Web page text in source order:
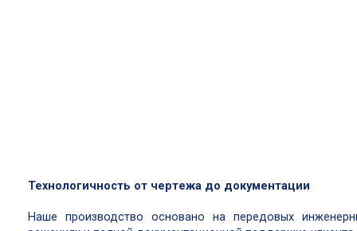
Технологичность от чертежа до документации
Наше производство основано на передовых